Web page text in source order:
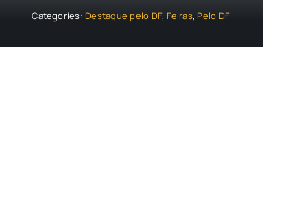
Categories: Destaque pelo DF, Feiras, Pelo DF